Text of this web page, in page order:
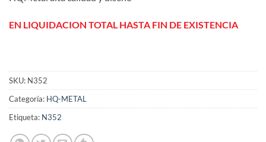
EN LIQUIDACION TOTAL HASTA FIN DE EXISTENCIA
SKU: N352
Categoría: HQ-METAL
Etiqueta: N352